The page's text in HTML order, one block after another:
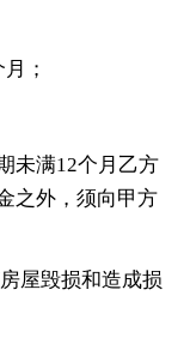
；
未满12个月乙方
之外，须向甲方
屋毁损和造成损